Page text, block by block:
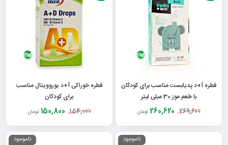
قطره آ+د پدیابست مناسب برای کودکان
با طعم موز 30 میلی لیتر
269,600
260,620 تومان
قطره خوراکی آ+د یوروویتال مناسب
برای کودکان
154,000
150,800 تومان
ناموجود ناموجود